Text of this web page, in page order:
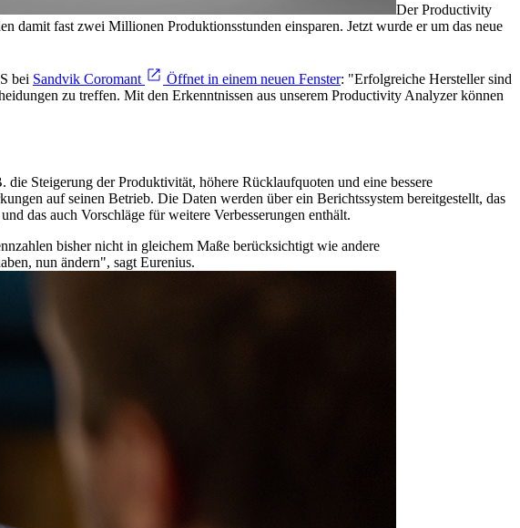
Der Productivity
damit fast zwei Millionen Produktionsstunden einsparen. Jetzt wurde er um das neue
bei Sandvik Coromant Öffnet in einem neuen Fenster: "Erfolgreiche Hersteller sind
zu treffen. Mit den Erkenntnissen aus unserem Productivity Analyzer können
Steigerung der Produktivität, höhere Rücklaufquoten und eine bessere
auf seinen Betrieb. Die Daten werden über ein Berichtssystem bereitgestellt, das
das auch Vorschläge für weitere Verbesserungen enthält.
bisher nicht in gleichem Maße berücksichtigt wie andere
nun ändern", sagt Eurenius.